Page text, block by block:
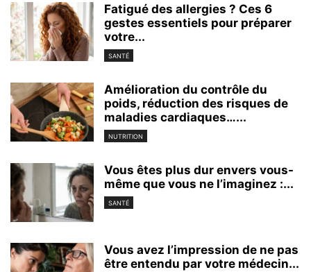
Fatigué des allergies ? Ces 6
gestes essentiels pour préparer
votre...
SANTÉ
Amélioration du contrôle du
poids, réduction des risques de
maladies cardiaques…...
NUTRITION
Vous êtes plus dur envers vous-
même que vous ne l’imaginez :...
SANTÉ
Vous avez l’impression de ne pas
être entendu par votre médecin...